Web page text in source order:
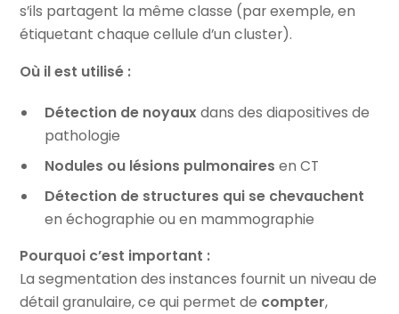
s’ils partagent la même classe (par exemple, en
étiquetant chaque cellule d’un cluster).
Où il est utilisé :
Détection de noyaux dans des diapositives de
pathologie
Nodules ou lésions pulmonaires en CT
Détection de structures qui se chevauchent
en échographie ou en mammographie
Pourquoi c’est important :
La segmentation des instances fournit un niveau de
détail granulaire, ce qui permet de compter,